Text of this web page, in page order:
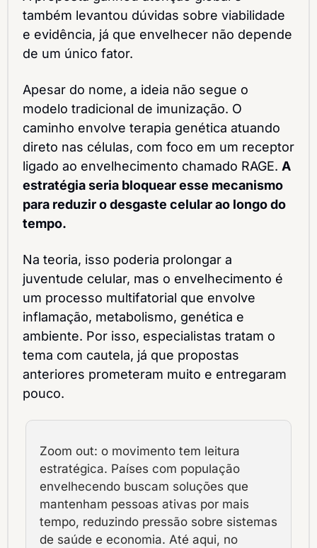
também levantou dúvidas sobre viabilidade
e evidência, já que envelhecer não depende
de um único fator.
Apesar do nome, a ideia não segue o
modelo tradicional de imunização. O
caminho envolve terapia genética atuando
direto nas células, com foco em um receptor
ligado ao envelhecimento chamado RAGE. A
estratégia seria bloquear esse mecanismo
para reduzir o desgaste celular ao longo do
tempo.
Na teoria, isso poderia prolongar a
juventude celular, mas o envelhecimento é
um processo multifatorial que envolve
inflamação, metabolismo, genética e
ambiente. Por isso, especialistas tratam o
tema com cautela, já que propostas
anteriores prometeram muito e entregaram
pouco.
Zoom out: o movimento tem leitura
estratégica. Países com população
envelhecendo buscam soluções que
mantenham pessoas ativas por mais
tempo, reduzindo pressão sobre sistemas
de saúde e economia. Até aqui, no